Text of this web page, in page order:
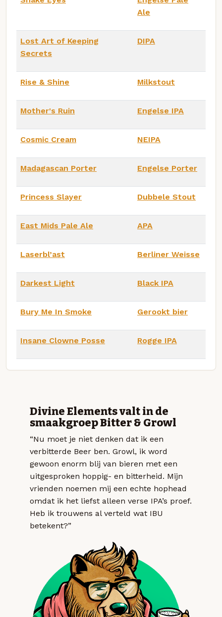
Ale
Lost Art of Keeping
Secrets
DIPA
Rise & Shine Milkstout
Mother's Ruin Engelse IPA
Cosmic Cream NEIPA
Madagascan Porter Engelse Porter
Princess Slayer Dubbele Stout
East Mids Pale Ale APA
Laserbl’ast Berliner Weisse
Darkest Light Black IPA
Bury Me In Smoke Gerookt bier
Insane Clowne Posse Rogge IPA
Divine Elements valt in de
smaakgroep Bitter & Growl
“Nu moet je niet denken dat ik een
verbitterde Beer ben. Growl, ik word
gewoon enorm blij van bieren met een
uitgesproken hoppig- en bitterheid. Mijn
vrienden noemen mij een echte hophead
omdat ik het liefst alleen verse IPA’s proef.
Heb ik trouwens al verteld wat IBU
betekent?”